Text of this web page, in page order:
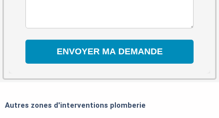
Autres zones d'interventions plomberie